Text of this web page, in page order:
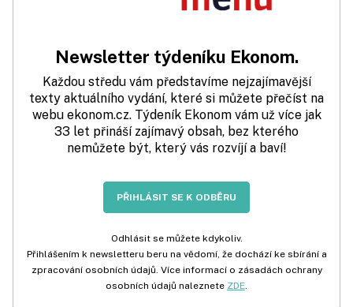
Newsletter týdeníku Ekonom.
Každou středu vám představíme nejzajímavější
texty aktuálního vydání, které si můžete přečíst na
webu ekonom.cz. Týdeník Ekonom vám už více jak
33 let přináší zajímavý obsah, bez kterého
nemůžete být, který vás rozvíjí a baví!
PŘIHLÁSIT SE K ODBĚRU
Odhlásit se můžete kdykoliv.
Přihlášením k newsletteru beru na vědomí, že dochází ke sbírání a
zpracování osobních údajů. Více informací o zásadách ochrany
osobních údajů naleznete ZDE.